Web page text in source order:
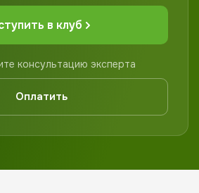
в клуб
консультацию эксперта
Оплатить